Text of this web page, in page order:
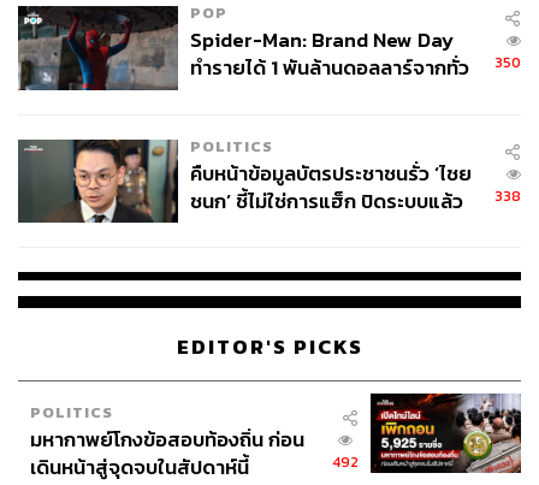
POP
Spider-Man: Brand New Day
ทำรายได้ 1 พันล้านดอลลาร์จากทั่ว
350
POLITICS
คืบหน้าข้อมูลบัตรประชาชนรั่ว ‘ไชย
ชนก’ ชี้ไม่ใช่การแฮ็ก ปิดระบบแล้ว
338
EDITOR'S PICKS
POLITICS
มหากาพย์โกงข้อสอบท้องถิ่น ก่อน
เดินหน้าสู่จุดจบในสัปดาห์นี้
492